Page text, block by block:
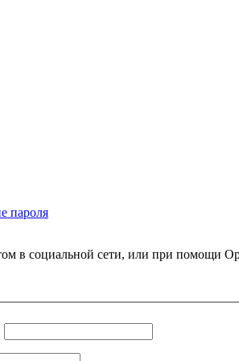
пароля
в социальной сети, или при помощи